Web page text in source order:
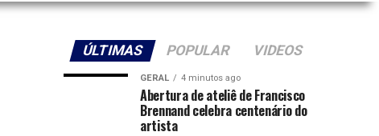
ÚLTIMAS POPULAR VIDEOS
GERAL 4 minutos ago
Abertura de ateliê de Francisco
Brennand celebra centenário do
artista